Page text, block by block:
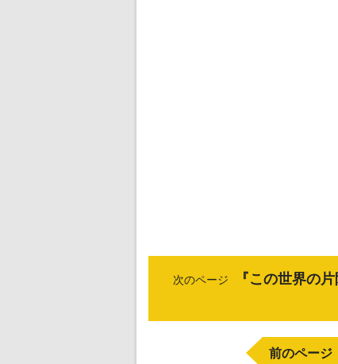
次のページ
『この世界の
前のページ